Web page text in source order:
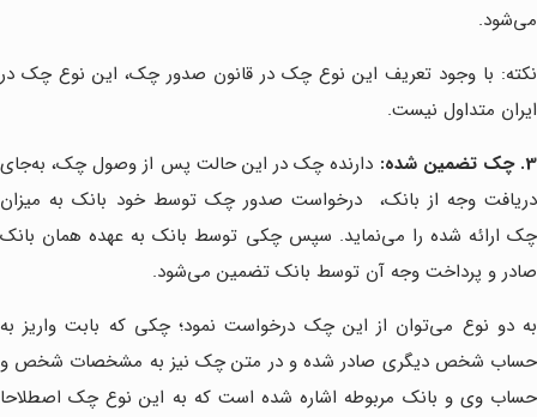
می‌شود.
نکته: با وجود تعریف این نوع چک در قانون صدور چک، این نوع چک در
ایران متداول نیست.
3. چک تضمین شده:
دارنده چک در این حالت پس از وصول چک، به‌جای
دریافت وجه از بانک، درخواست صدور چک توسط خود بانک به میزان
چک ارائه شده را می‌نماید. سپس چکی توسط بانک به عهده همان بانک
صادر و پرداخت وجه آن توسط بانک تضمین می‌شود.
به دو نوع می‌توان از این چک درخواست نمود؛ چکی که بابت واریز به
حساب شخص دیگری صادر شده و در متن چک نیز به مشخصات شخص و
حساب وی و بانک مربوطه اشاره شده است که به این نوع چک اصطلاحا